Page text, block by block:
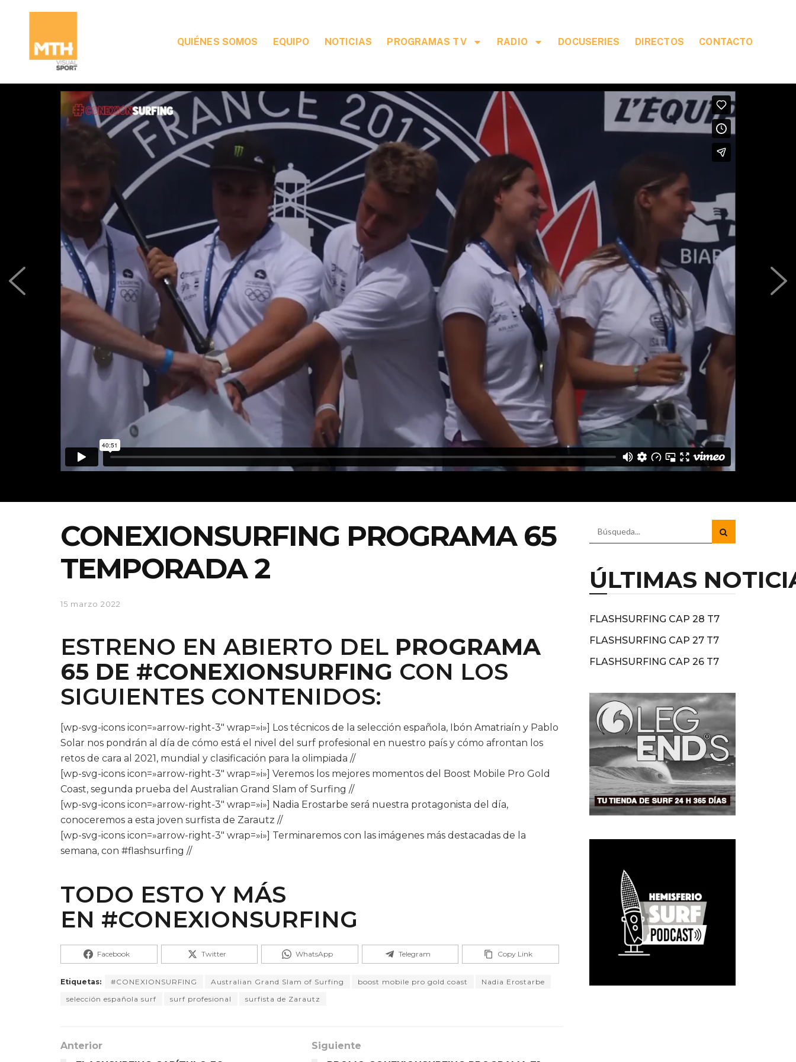
QUIÉNES SOMOS EQUIPO NOTICIAS PROGRAMAS TV RADIO DOCUSERIES DIRECTOS CONTACTO
CONEXIONSURFING PROGRAMA 65
TEMPORADA 2
15 marzo 2022
ESTRENO EN ABIERTO DEL PROGRAMA
65 DE #CONEXIONSURFING CON LOS
SIGUIENTES CONTENIDOS:
[wp-svg-icons icon=»arrow-right-3″ wrap=»i»] Los técnicos de la selección española, Ibón Amatriaín y Pablo
Solar nos pondrán al día de cómo está el nivel del surf profesional en nuestro país y cómo afrontan los
retos de cara al 2021, mundial y clasificación para la olimpiada //
[wp-svg-icons icon=»arrow-right-3″ wrap=»i»] Veremos los mejores momentos del Boost Mobile Pro Gold
Coast, segunda prueba del Australian Grand Slam of Surfing //
[wp-svg-icons icon=»arrow-right-3″ wrap=»i»] Nadia Erostarbe será nuestra protagonista del día,
conoceremos a esta joven surfista de Zarautz //
[wp-svg-icons icon=»arrow-right-3″ wrap=»i»] Terminaremos con las imágenes más destacadas de la
semana, con #flashsurfing //
TODO ESTO Y MÁS
EN #CONEXIONSURFING
Facebook Twitter WhatsApp Telegram Copy Link
Etiquetas: #CONEXIONSURFING Australian Grand Slam of Surfing boost mobile pro gold coast
Nadia Erostarbe
selección española surf
surf profesional surfista de Zarautz
Anterior
Siguiente
ÚLTIMAS
FLASHSURFING CAP 28 T7
FLASHSURFING CAP 27 T7
FLASHSURFING CAP 26 T7